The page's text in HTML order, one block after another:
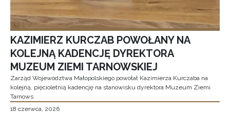
KAZIMIERZ KURCZAB POWOŁANY NA
KOLEJNĄ KADENCJĘ DYREKTORA
MUZEUM ZIEMI TARNOWSKIEJ
Zarząd Województwa Małopolskiego powołał Kazimierza Kurczaba na
kolejną, pięcioletnią kadencję na stanowisku dyrektora Muzeum Ziemi
Tarnows
18 czerwca, 2026